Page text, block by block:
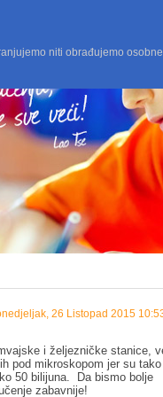
26 Listopad 2015
i željezničke stanice,
pod mikroskopom jer su tako
50 bilijuna. Da bismo bolje
zabavnije!
niti obrađujemo